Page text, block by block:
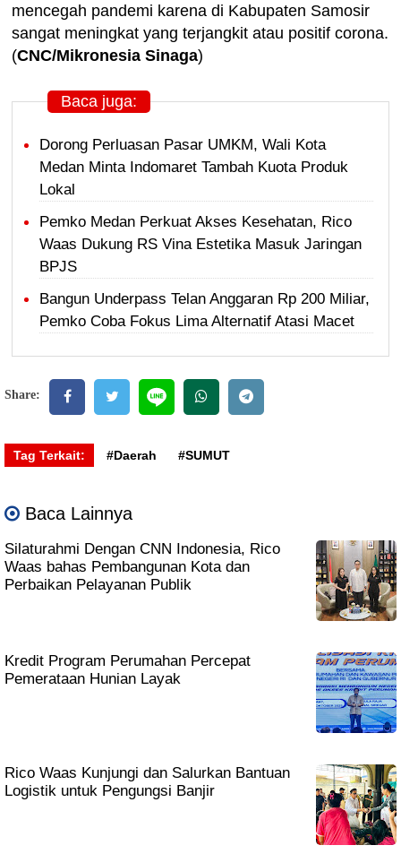
mencegah pandemi karena di Kabupaten Samosir
sangat meningkat yang terjangkit atau positif corona.
(CNC/Mikronesia Sinaga)
Baca juga:
Dorong Perluasan Pasar UMKM, Wali Kota
Medan Minta Indomaret Tambah Kuota Produk
Lokal
Pemko Medan Perkuat Akses Kesehatan, Rico
Waas Dukung RS Vina Estetika Masuk Jaringan
BPJS
Bangun Underpass Telan Anggaran Rp 200 Miliar,
Pemko Coba Fokus Lima Alternatif Atasi Macet
Share:
Tag Terkait: #Daerah #SUMUT
Baca Lainnya
Silaturahmi Dengan CNN Indonesia, Rico
Waas bahas Pembangunan Kota dan
Perbaikan Pelayanan Publik
Kredit Program Perumahan Percepat
Pemerataan Hunian Layak
Rico Waas Kunjungi dan Salurkan Bantuan
Logistik untuk Pengungsi Banjir